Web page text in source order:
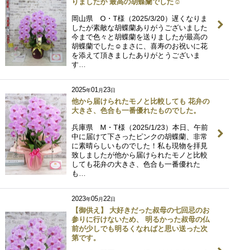
りましたが 最高の胡蝶蘭でした☺
岡山県 O・T様（2025/3/20）遅くなりま
したが素敵な胡蝶蘭ありがうございました
今まで色々と胡蝶蘭を送りましたが最高の
胡蝶蘭でした☺まさに、喜寿のお祝いに花
を添えて頂きましたありがとうございま
す…
2025年01月 23日
他から届けられたモノと比較しても 花弁の
大きさ、色合も一番優れたものでした。
兵庫県 M・T様（2025/1/23）本日、午前
中に届けて下さったピンクの胡蝶蘭、非常
に素晴らしいものでした！私も現物を拝見
致しましたが他から届けられたモノと比較
しても花弁の大きさ、色合も一番優れた
も…
2023年05月 22日
【御供え】 大好きだった叔母の七回忌のお
参りに行けないため、 明るかった叔母の仏
前が少しでも明るくなればと思い送った次
第です。